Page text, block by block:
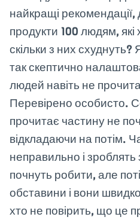
найкращі
продукти 100 людям, які
скільки з них
так скептично
людей навіть не
Перевірено особисто.
прочитає частину не
відкладаючи на потім.
неправильно і зроблять
почнуть робити, але
обставини і вони
хто не повірить, що це